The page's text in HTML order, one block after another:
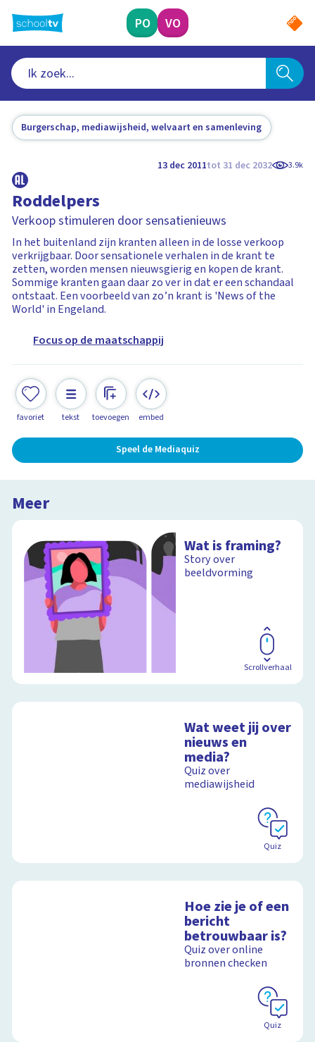
naar
hoofdinhoud
PO VO
Burgerschap, mediawijsheid, welvaart en samenleving
13 dec 2011tot 31 dec 2032 3.9k
Roddelpers
Verkoop stimuleren door sensatienieuws
In het buitenland zijn kranten alleen in de losse verkoop
verkrijgbaar. Door sensationele verhalen in de krant te
zetten, worden mensen nieuwsgierig en kopen de krant.
Sommige kranten gaan daar zo ver in dat er een schandaal
ontstaat. Een voorbeeld van zo’n krant is 'News of the
World' in Engeland.
Focus op de maatschappij
favoriet tekst toevoegen embed
Speel de Mediaquiz
Meer
Wat is framing?
Story over
beeldvorming
Scrollverhaal
Wat weet jij over
nieuws en
media?
Quiz over
mediawijsheid
Quiz
Hoe zie je of een
bericht
betrouwbaar is?
Quiz over online
bronnen checken
Quiz